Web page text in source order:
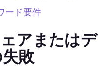
ード要件
アまたはデ
敗